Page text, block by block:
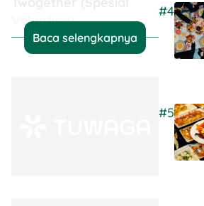
Valentine)
Baca selengkapnya
#4
#5